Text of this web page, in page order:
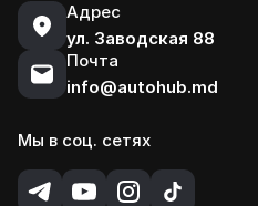
Адрес
ул. Заводская 88
Почта
info@autohub.md
Мы в соц. сетях